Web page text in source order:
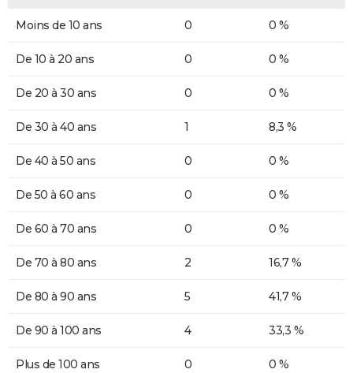
Moins de 10 ans 0 0 %
De 10 à 20 ans 0 0 %
De 20 à 30 ans 0 0 %
De 30 à 40 ans 1 8,3 %
De 40 à 50 ans 0 0 %
De 50 à 60 ans 0 0 %
De 60 à 70 ans 0 0 %
De 70 à 80 ans 2 16,7 %
De 80 à 90 ans 5 41,7 %
De 90 à 100 ans 4 33,3 %
Plus de 100 ans 0 0 %